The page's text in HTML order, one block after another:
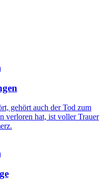
gehört auch der Tod zum
verloren hat, ist voller Trauer